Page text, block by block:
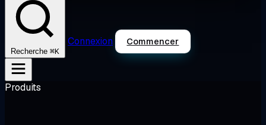
Recherche ⌘K
Connexion Commencer
Produits